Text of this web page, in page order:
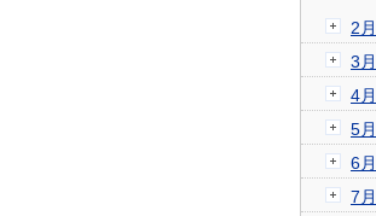
2月
3月
4月
5月
6月
7月